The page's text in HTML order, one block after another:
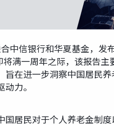
中信银行和华夏基金，发
满一周年之际，该报告
在进一步洞察中国居民
力。
居民对于个人养老金制度